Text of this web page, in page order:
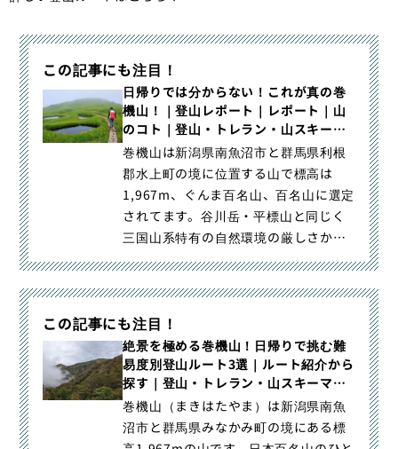
この記事にも注目！
日帰りでは分からない！これが真の巻
機山！｜登山レポート｜レポート｜山
のコト｜登山・トレラン・山スキーマ
ガジン「山旅旅」
巻機山は新潟県南魚沼市と群馬県利根
郡水上町の境に位置する山で標高は
1,967m、ぐんま百名山、百名山に選定
されてます。谷川岳・平標山と同じく
三国山系特有の自然環境の厳しさから
1500m付近から森林限界｜日帰りでは
山・トレラン・山スキーマガジン「山
旅旅」の「登山レポート」（山のコト
｜レポート）カテゴリの記事ページで
す。
この記事にも注目！
絶景を極める巻機山！日帰りで挑む難
易度別登山ルート3選｜ルート紹介から
探す｜登山・トレラン・山スキーマガ
ジン「山旅旅」
巻機山（まきはたやま）は新潟県南魚
沼市と群馬県みなかみ町の境にある標